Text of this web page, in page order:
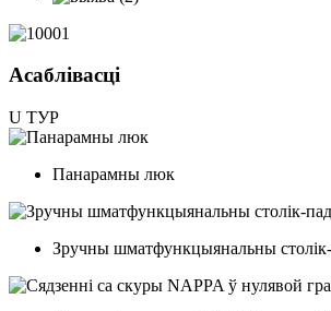
Асаблівасці
U ТУР
Панарамны люк
Зручны шматфункцыянальны